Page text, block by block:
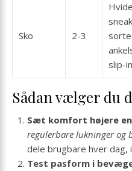
Sko 2-3
Hvide
sorte
slip-
Sådan vælger du
Sæt komfort højere
regulerbare lukninger og
dele brugbare hver dag,
Test pasform i